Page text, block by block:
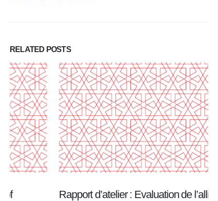
RELATED POSTS
Rapport d’atelier : Evaluation de l’alliance Nidaa